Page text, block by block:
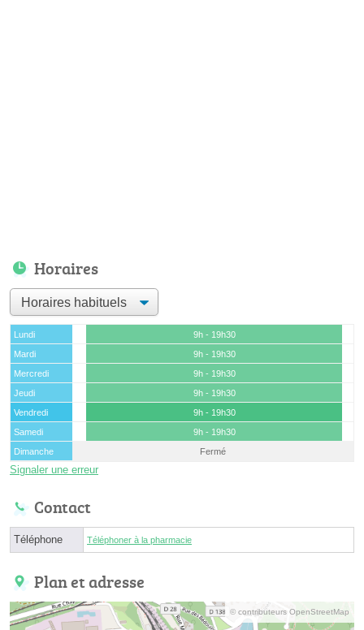
Horaires
Lundi
9h - 19h30
Mardi
9h - 19h30
Mercredi
9h - 19h30
Jeudi
9h - 19h30
Vendredi
9h - 19h30
Samedi
9h - 19h30
Dimanche
Fermé
Signaler une erreur
Contact
Téléphone Téléphoner à la pharmacie
Plan et adresse
© contributeurs OpenStreetMap